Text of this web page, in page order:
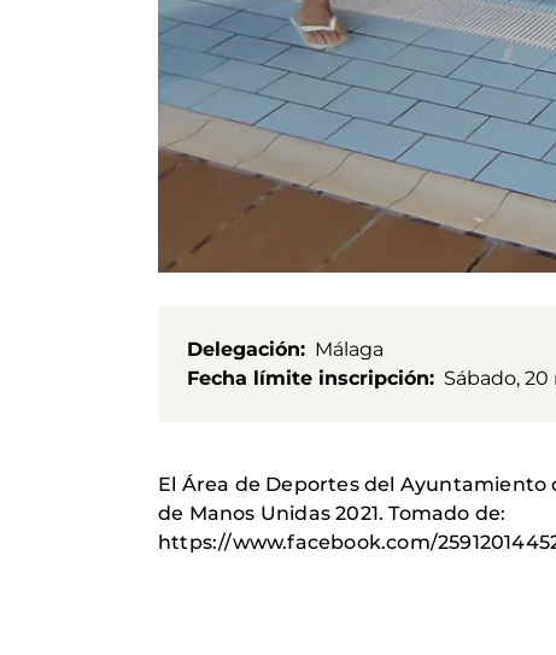
Delegación
Málaga
Fecha límite inscripción
Sábado, 20
El Área de Deportes del
de Manos Unidas 2021. Tomado de:
https://www.facebook.com/